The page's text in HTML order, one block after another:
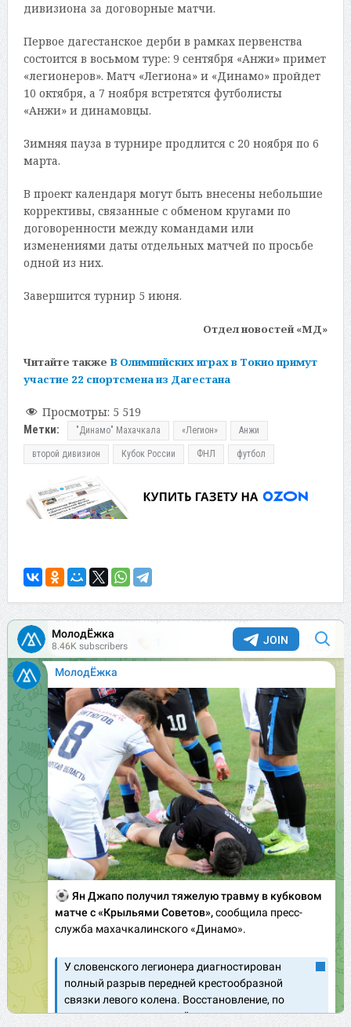
дивизиона за договорные матчи.
Первое дагестанское дерби в рамках первенства
состоится в восьмом туре: 9 сентября «Анжи» примет
«легионеров». Матч «Легиона» и «Динамо» пройдет
10 октября, а 7 ноября встретятся футболисты
«Анжи» и динамовцы.
Зимняя пауза в турнире продлится с 20 ноября по 6
марта.
В проект календаря могут быть внесены небольшие
коррективы, связанные с обменом кругами по
договоренности между командами или
изменениями даты отдельных матчей по просьбе
одной из них.
Завершится турнир 5 июня.
Отдел новостей «МД»
Читайте также В Олимпийских играх в Токио примут
участие 22 спортсмена из Дагестана
Просмотры: 5 519
Метки: "Динамо" Махачкала «Легион» Анжи
второй дивизион Кубок России ФНЛ футбол